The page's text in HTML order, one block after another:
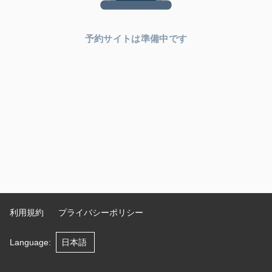
予約サイトは準備中です
利用規約 プライバシーポリシー
Language: